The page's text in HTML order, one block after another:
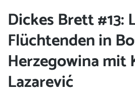
Dickes Brett #13:
Flüchtenden in
Herzegowina mit
Lazarević